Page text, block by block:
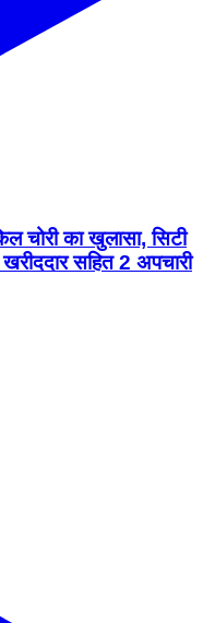
चोरी का खुलासा, सिटी
सहित 2 अपचारी